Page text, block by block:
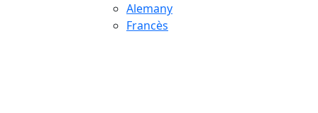
Alemany
Francès